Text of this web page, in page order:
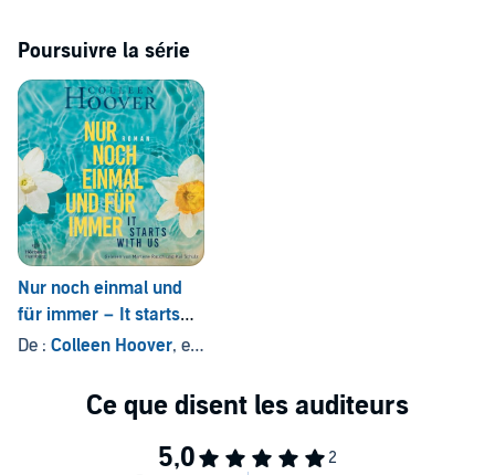
Poursuivre la série
Nur noch einmal und
für immer − It starts
with us (Lily, Ryle und
De : Colleen Hoover, et autres